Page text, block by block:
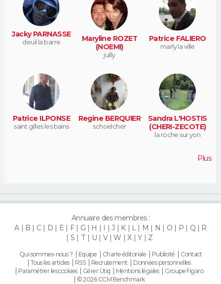
Jacky PARNASSE
deuil la barre
Maryline ROZET
(NOEMI)
juilly
Patrice FALIERO
marly la ville
Patrice ILPONSE
saint gilles les bains
Regine BERQUIER
schoelcher
Sandra L'HOSTIS
(CHERI-ZECOTE)
la roche sur yon
Plus
Annuaire des membres :
A
B C D E F G H J K L M N O P Q
R
S
T U V W X Y Z
Qui sommes-nous ? Equipe Charte éditoriale Publicité
Contact
Tous les articles
RSS Recrutement
Données personnelles
Paramétrer les cookies
Gérer Utiq Mentions légales
Groupe Figaro
© 2026 CCM Benchmark